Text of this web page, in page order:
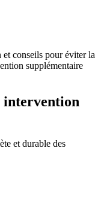
conseils pour éviter la
supplémentaire
intervention
et durable des